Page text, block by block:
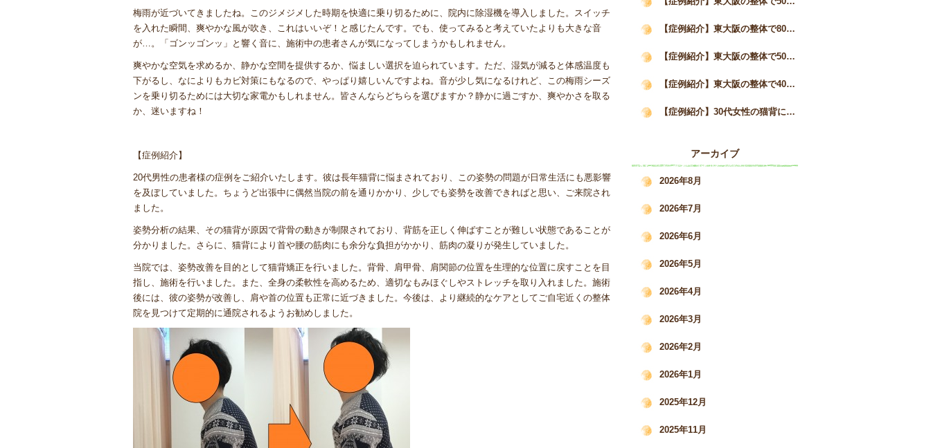
梅雨が近づいてきましたね。このジメジメした時期を快適に乗り切るために、院内に除湿機を導入しました。スイッチ
を入れた瞬間、爽やかな風が吹き、これはいいぞ！と感じたんです。でも、使ってみると考えていたよりも大きな音
が…。「ゴンッゴンッ」と響く音に、施術中の患者さんが気になってしまうかもしれません。
爽やかな空気を求めるか、静かな空間を提供するか、悩ましい選択を迫られています。ただ、湿気が減ると体感温度も
下がるし、なによりもカビ対策にもなるので、やっぱり嬉しいんですよね。音が少し気になるけれど、この梅雨シーズ
ンを乗り切るためには大切な家電かもしれません。皆さんならどちらを選びますか？静かに過ごすか、爽やかさを取る
か、迷いますね！
【症例紹介】
20代男性の患者様の症例をご紹介いたします。彼は長年猫背に悩まされており、この姿勢の問題が日常生活にも悪影響
を及ぼしていました。ちょうど出張中に偶然当院の前を通りかかり、少しでも姿勢を改善できればと思い、ご来院され
ました。
姿勢分析の結果、その猫背が原因で背骨の動きが制限されており、背筋を正しく伸ばすことが難しい状態であることが
分かりました。さらに、猫背により首や腰の筋肉にも余分な負担がかかり、筋肉の凝りが発生していました。
当院では、姿勢改善を目的として猫背矯正を行いました。背骨、肩甲骨、肩関節の位置を生理的な位置に戻すことを目
指し、施術を行いました。また、全身の柔軟性を高めるため、適切なもみほぐしやストレッチを取り入れました。施術
後には、彼の姿勢が改善し、肩や首の位置も正常に近づきました。今後は、より継続的なケアとしてご自宅近くの整体
院を見つけて定期的に通院されるようお勧めしました。
【症例紹介】東大阪の整体で80代男性の猫背を改善へ｜高齢者の姿勢改善と身体の変化｜姿勢矯正院スタイルケア
【症例紹介】東大阪の整体で50代女性の猫背と自律神経の不調が3か月で改善した事例｜姿勢矯正院スタイルケア
【症例紹介】東大阪の整体で40代女性の猫背・巻き肩を改善｜慢性的な肩こりと疲労感の変化｜姿勢矯正院スタイルケア
【症例紹介】30代女性の猫背による肩こり・腰痛を根本改善した施術事例｜姿勢矯正院スタイルケア
アーカイブ
2026年8月
2026年7月
2026年6月
2026年5月
2026年4月
2026年3月
2026年2月
2026年1月
2025年12月
2025年11月